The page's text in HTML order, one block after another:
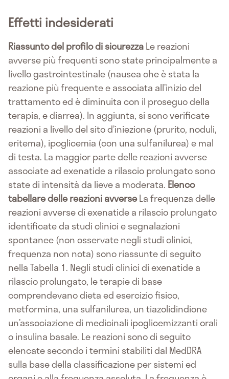
Effetti indesiderati
Riassunto del profilo di sicurezzaLe reazioni
avverse più frequenti sono state principalmente a
livello gastrointestinale (nausea che è stata la
reazione più frequente e associata all’inizio del
trattamento ed è diminuita con il proseguo della
terapia, e diarrea). In aggiunta, si sono verificate
reazioni a livello del sito d’iniezione (prurito, noduli,
eritema), ipoglicemia (con una sulfanilurea) e mal
di testa. La maggior parte delle reazioni avverse
associate ad exenatide a rilascio prolungato sono
state di intensità da lieve a moderata. Elenco
tabellare delle reazioni avverseLa frequenza delle
reazioni avverse di exenatide a rilascio prolungato
identificate da studi clinici e segnalazioni
spontanee (non osservate negli studi clinici,
frequenza non nota) sono riassunte di seguito
nella Tabella 1. Negli studi clinici di exenatide a
rilascio prolungato, le terapie di base
comprendevano dieta ed esercizio fisico,
metformina, una sulfanilurea, un tiazolidindione
un’associazione di medicinali ipoglicemizzanti orali
o insulina basale. Le reazioni sono di seguito
elencate secondo i termini stabiliti dal MedDRA
sulla base della classificazione per sistemi ed